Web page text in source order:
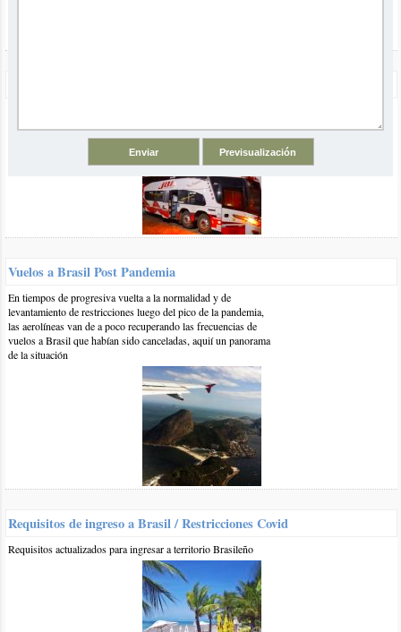
El artículo comentado está vinculado a las siguientes categorías y
Guarda do Embaú Playas del Sur de Brasil
montes
playas de surf crónica de viajes
Catarina Relatos de Viaje
Otros comentarios en artículo:
Guarda do Embaú, sur de Brasil alternativo
0 28-sep-2019::por:mabel
hola me podras recomendar posadas cercanas a la playa o con
salida a la misma x favor. gracias
0 21-dic-2017::por:Euge
Es un sueño este lugar. Paraíso.
Vuelos a Brasil Post Pandemia
En tiempos de progresiva vuelta a la normalidad y de
levantamiento de restricciones luego del pico de la pandemia,
las aerolíneas van de a poco recuperando las frecuencias de
vuelos a Brasil que habían sido canceladas, aquií un panorama
de la situación
Requisitos de ingreso a Brasil / Restricciones Covid
Requisitos actualizados para ingresar a territorio Brasileño